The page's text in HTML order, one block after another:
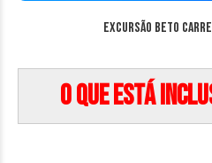
Excursão Beto
O que está